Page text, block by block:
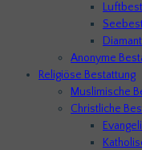
Anonyme
Religiöse Bestattung
Muslimische
Christliche